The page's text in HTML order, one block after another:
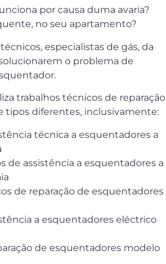
por causa duma avaria?
no seu apartamento?
especialistas de gás, da
o problema de
trabalhos técnicos de reparação
tipos diferentes, inclusivamente:
técnica a esquentadores a
de assistência a esquentadores a
de reparação de esquentadores
a esquentadores eléctrico
de esquentadores modelo